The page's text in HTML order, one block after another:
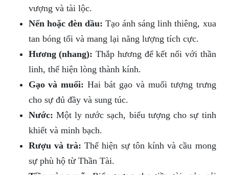
vượng và tài lộc.
Nến hoặc đèn dầu: Tạo ánh sáng linh thiêng, xua
tan bóng tối và mang lại năng lượng tích cực.
Hương (nhang): Thắp hương để kết nối với thần
linh, thể hiện lòng thành kính.
Gạo và muối: Hai bát gạo và muối tượng trưng
cho sự đủ đầy và sung túc.
Nước: Một ly nước sạch, biểu tượng cho sự tinh
khiết và minh bạch.
Rượu và trà: Thể hiện sự tôn kính và cầu mong
sự phù hộ từ Thần Tài.